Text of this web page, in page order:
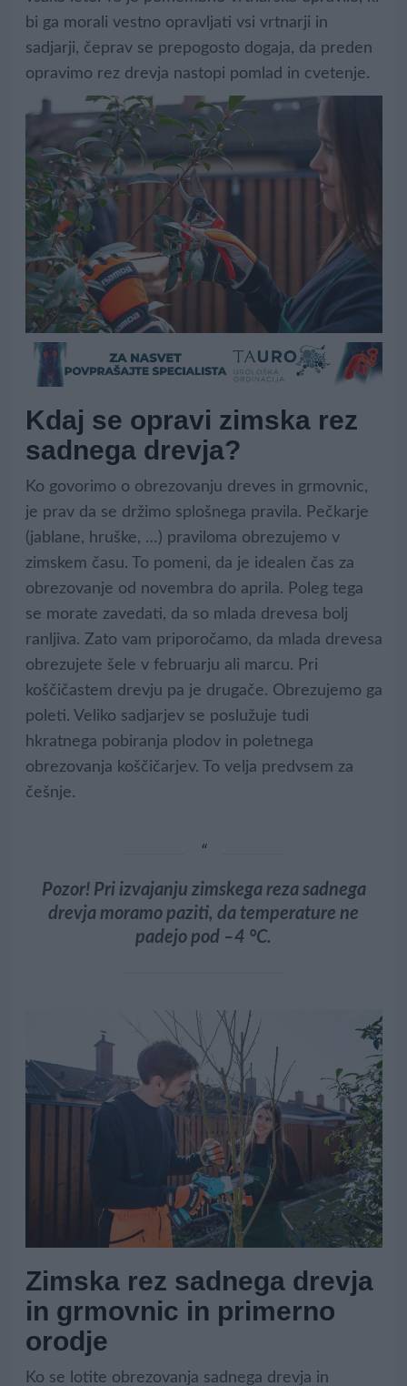
bi ga morali vestno opravljati vsi vrtnarji in
sadjarji, čeprav se prepogosto dogaja, da preden
opravimo rez drevja nastopi pomlad in cvetenje.
Kdaj se opravi zimska rez
sadnega drevja?
Ko govorimo o obrezovanju dreves in grmovnic,
je prav da se držimo splošnega pravila. Pečkarje
(jablane, hruške, …) praviloma obrezujemo v
zimskem času. To pomeni, da je idealen čas za
obrezovanje od novembra do aprila. Poleg tega
se morate zavedati, da so mlada drevesa bolj
ranljiva. Zato vam priporočamo, da mlada drevesa
obrezujete šele v februarju ali marcu. Pri
koščičastem drevju pa je drugače. Obrezujemo ga
poleti. Veliko sadjarjev se poslužuje tudi
hkratnega pobiranja plodov in poletnega
obrezovanja koščičarjev. To velja predvsem za
češnje.
Pozor! Pri izvajanju zimskega reza sadnega
drevja moramo paziti, da temperature ne
padejo pod –4 °C.
Zimska rez sadnega drevja
in grmovnic in primerno
orodje
Ko se lotite obrezovanja sadnega drevja in